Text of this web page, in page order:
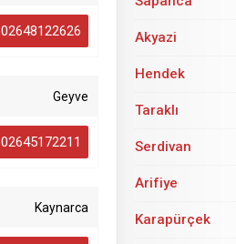
02648122626
Geyve
02645172211
Kaynarca
Akyazi
Hendek
Taraklı
Serdivan
Arifiye
Karapürçek